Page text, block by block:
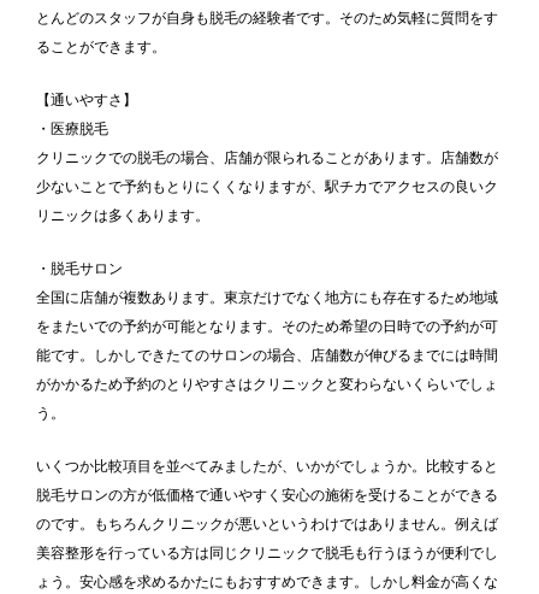
とんどのスタッフが自身も脱毛の経験者です。そのため気軽に質問をす
ることができます。
【通いやすさ】
・医療脱毛
クリニックでの脱毛の場合、店舗が限られることがあります。店舗数が
少ないことで予約もとりにくくなりますが、駅チカでアクセスの良いク
リニックは多くあります。
・脱毛サロン
全国に店舗が複数あります。東京だけでなく地方にも存在するため地域
をまたいでの予約が可能となります。そのため希望の日時での予約が可
能です。しかしできたてのサロンの場合、店舗数が伸びるまでには時間
がかかるため予約のとりやすさはクリニックと変わらないくらいでしょ
う。
いくつか比較項目を並べてみましたが、いかがでしょうか。比較すると
脱毛サロンの方が低価格で通いやすく安心の施術を受けることができる
のです。もちろんクリニックが悪いというわけではありません。例えば
美容整形を行っている方は同じクリニックで脱毛も行うほうが便利でし
ょう。安心感を求めるかたにもおすすめできます。しかし料金が高くな